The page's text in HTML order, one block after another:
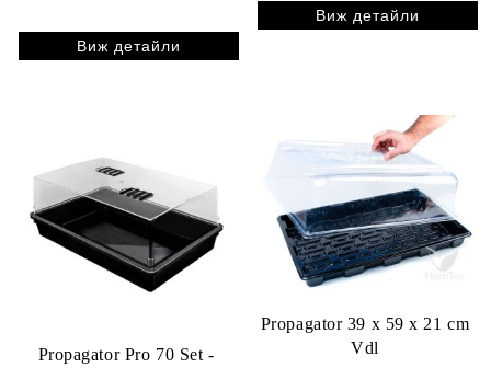
Виж детайли
Виж детайли
Propagator Pro 70 Set -
Propagator 39 x 59 x 21 cm
Vdl